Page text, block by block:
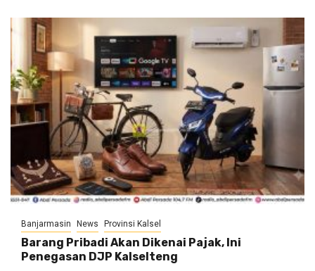
Banjarmasin News Provinsi Kalsel
Barang Pribadi Akan Dikenai Pajak, Ini
Penegasan DJP Kalselteng